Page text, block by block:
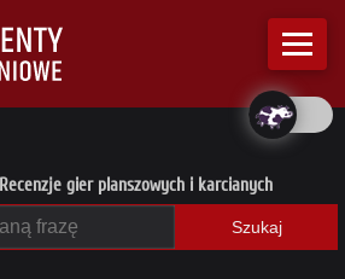
Recenzje gier planszowych i karcianych
Szukaj